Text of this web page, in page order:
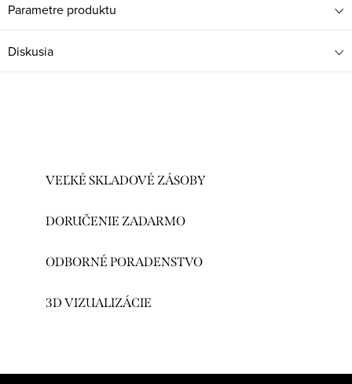
Parametre produktu
Diskusia
VEĽKÉ SKLADOVÉ ZÁSOBY
DORUČENIE ZADARMO
ODBORNÉ PORADENSTVO
3D VIZUALIZÁCIE